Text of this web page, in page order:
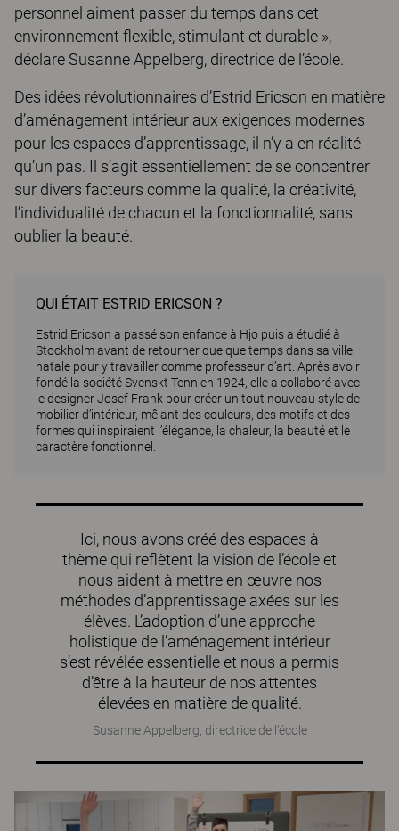
personnel aiment passer du temps dans cet
environnement flexible, stimulant et durable »,
déclare Susanne Appelberg, directrice de l’école.
Des idées révolutionnaires d’Estrid Ericson en matière
d’aménagement intérieur aux exigences modernes
pour les espaces d’apprentissage, il n’y a en réalité
qu’un pas. Il s’agit essentiellement de se concentrer
sur divers facteurs comme la qualité, la créativité,
l’individualité de chacun et la fonctionnalité, sans
oublier la beauté.
QUI ÉTAIT ESTRID ERICSON ?
Estrid Ericson a passé son enfance à Hjo puis a étudié à
Stockholm avant de retourner quelque temps dans sa ville
natale pour y travailler comme professeur d’art. Après avoir
fondé la société Svenskt Tenn en 1924, elle a collaboré avec
le designer Josef Frank pour créer un tout nouveau style de
mobilier d’intérieur, mêlant des couleurs, des motifs et des
formes qui inspiraient l’élégance, la chaleur, la beauté et le
caractère fonctionnel.
Ici, nous avons créé des espaces à
thème qui reflètent la vision de l’école et
nous aident à mettre en œuvre nos
méthodes d’apprentissage axées sur les
élèves. L’adoption d’une approche
holistique de l’aménagement intérieur
s’est révélée essentielle et nous a permis
d’être à la hauteur de nos attentes
élevées en matière de qualité.
Susanne Appelberg, directrice de l’école